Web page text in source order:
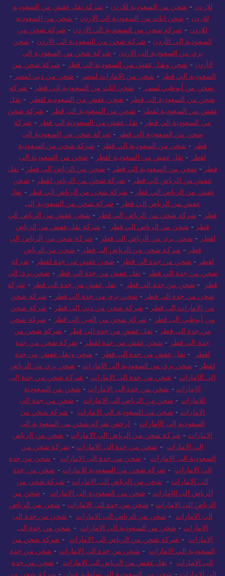
للاردن - شحن من السعودية للاردن - شركة نقل عفش من السعودية
للاردن - شحن اثاث من السعودية الي الاردن - شحن من السعودية
للاردن - شركة شحن من السعودية الي الاردن - شركة شحن من
السعودية إلى الأردن - شركة شحن من السعودية الى الاردن - شحن
بري من السعودية الى الاردن - شركة شحن من السعودية الي
الأردن - شحن ونقل عفش من السعودية الي قطر - شركة شحن من
السعودية الي قطر - شحن من الامارات لمصر - شحن من دبي لمصر -
شحن من أبوظبي لمصر - شحن اثاث من السعودية الى قطر - شركة
شحن من السعودية الى قطر - شحن عفش من السعودية لقطر - نقل
عفش من السعودية لقطر - شحن من السعودية الى قطر - شركة شحن
من السعودية الي قطر - نقل عفش من السعودية الي قطر - شركة
شحن من السعودية الي قطر - شركة شحن من السعودية الى
قطر - شحن من السعودية الي قطر - شركة شحن من السعودية
لقطر - نقل عفش من السعودية لقطر - شحن من السعودية الى
قطر - شحن من السعودية الي قطر - شحن من الرياض الي قطر - نقل
عفش من الرياض الي قطر - شركة شحن من الرياض لقطر - شحن
عفش من الرياض الي قطر - شركة شحن من الرياض الي قطر - نقل
عفش من الرياض الي قطر - شركة شحن من السعودية إلى
قطر - شركة شحن من الرياض الي قطر - شحن عفش من الرياض الي
قطر - شحن من الرياض الي قطر - شركة نقل عفش من الرياض
لقطر - شحن بري من الرياض الي قطر - شركة شحن من الرياض الي
قطر - شركة شحن من الرياض إلى قطر - شحن من الرياض
لقطر - شحن من جدة الي قطر - شحن عفش من جدة لقطر - شركة
شحن من جدة الي قطر - نقل عفش من جدة الي قطر - شحن بري الى
قطر
- شحن من جدة الي قطر - نقل عفش من جدة الي قطر - شركة
شحن من جدة الي قطر - شحن بري من جدة الي قطر - شركة شحن
من الامارات الى قطر - شركة شحن من دبي الى قطر - شركة شحن
من أبوظبي الى قطر - شركة شحن من العين الى قطر - شركة شحن
من جدة الي قطر - نقل عفش من جدة الي قطر - شركة شحن من
جدة الي قطر - شحن عفش من جدة لقطر - شركة شحن من جدة
لقطر
- نقل عفش من جدة الي قطر - شحن ونقل عفش من جدة
لقطر - شحن بري من السعودية إلى الإمارات - شحن بري من الرياض
إلى الإمارات - شحن من جدة الى الامارات - شركة شحن من جدة إلى
الإمارات - شحن من جدة الى الامارات - شحن من السعودية
للامارات - شحن من الرياض الى الامارات - شحن من جدة الى
الامارات - شحن من السعودية الي الامارات - شركة شحن من
السعودية إلى الإمارات - ارخص شركة شحن من السعودية الى
الامارات - شركة شحن من الرياض الي الامارات - شحن من الرياض
الي الامارات - شحن من جدة الى الامارات - شركة شحن من
السعودية الى الامارات - شحن من جدة الى الامارات - شحن من جدة
الى الامارات - شركة شحن من السعودية للامارات - شحن من جدة
الى الامارات - شحن من الرياض الى الامارات - شركة شحن من
الرياض إلى الإمارات - شحن من السعودية الى الامارات - شحن من
الرياض الى الامارات - شحن من جدة الى الامارات - شحن من الرياض
الي الامارات - شحن من الرياض الى الامارات - شحن من جدة الى
الامارات - شحن من السعودية الى الامارات - شحن من جدة الى
الامارات - شركة شحن من الرياض الي الامارات - شركة شحن من
السعودية الي الامارات - شحن من جدة الى الامارات - شحن من جدة
الى الامارات - نقل عفش من الرياض الى الامارات - شحن من جدة
الى الامارات - شحن من السعودية الى سلطنة عمان - شركة شحن من